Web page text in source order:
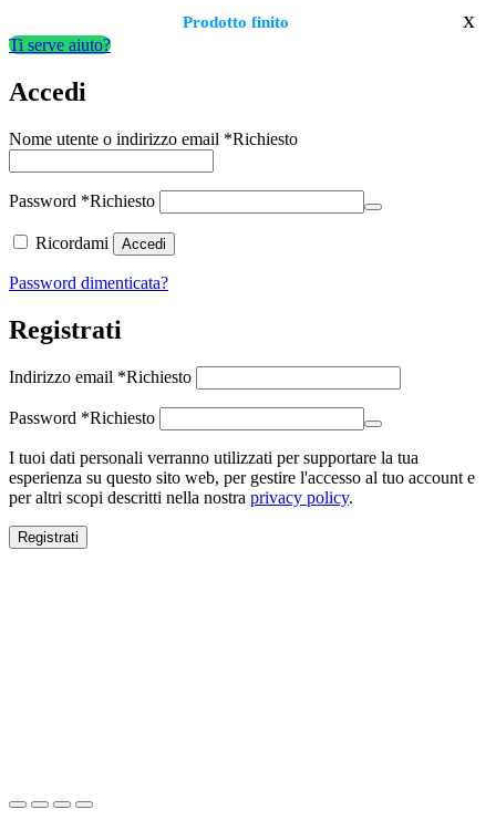
Prodotto finito x
Ti serve aiuto?
Accedi
Nome utente o indirizzo email *Richiesto
Password *Richiesto
Ricordami Accedi
Password dimenticata?
Registrati
Indirizzo email *Richiesto
Password *Richiesto
I tuoi dati personali verranno utilizzati per supportare la tua
esperienza su questo sito web, per gestire l'accesso al tuo account e
per altri scopi descritti nella nostra privacy policy.
Registrati